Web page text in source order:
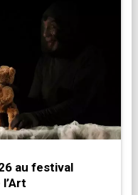
au festival